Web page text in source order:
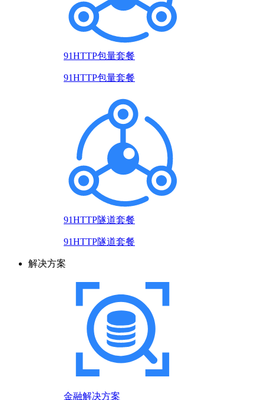
91HTTP包量套餐
91HTTP包量套餐
91HTTP隧道套餐
91HTTP隧道套餐
解决方案
金融解决方案